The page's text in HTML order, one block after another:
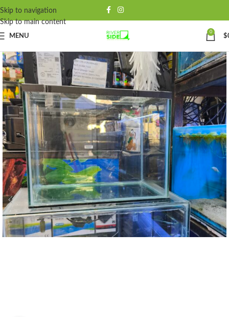
Skip to navigation
Skip to main content
MENU
0
$